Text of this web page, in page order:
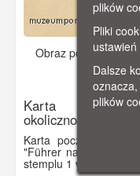
Obraz pochodzi z
Karta
okolicznościowym
Karta pocztowa z
"Führer nas uwolnił"
stemplu 1 wrzesień
plików
Pliki
Dalsze
plików